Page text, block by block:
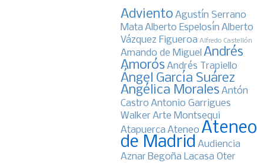
Adviento Agustín Serrano
Mata Alberto Espelosín Alberto
Vázquez Figueroa Alfredo Castellón
Amando de Miguel Andrés
Amorós Andrés Trapiello
Ángel García Suárez
Angélica Morales Antón
Castro Antonio Garrigues
Walker Arte Montsequi
Atapuerca Ateneo Ateneo
de Madrid Audiencia
Aznar Begoña Lacasa Oter